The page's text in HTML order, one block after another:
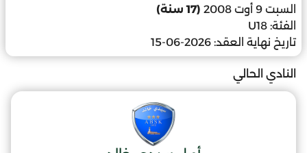
السبت 9 أوت 2008
(17 سنة)
الفئة: U18
تاريخ نهاية العقد: 2026-06-15
النادي الحالي